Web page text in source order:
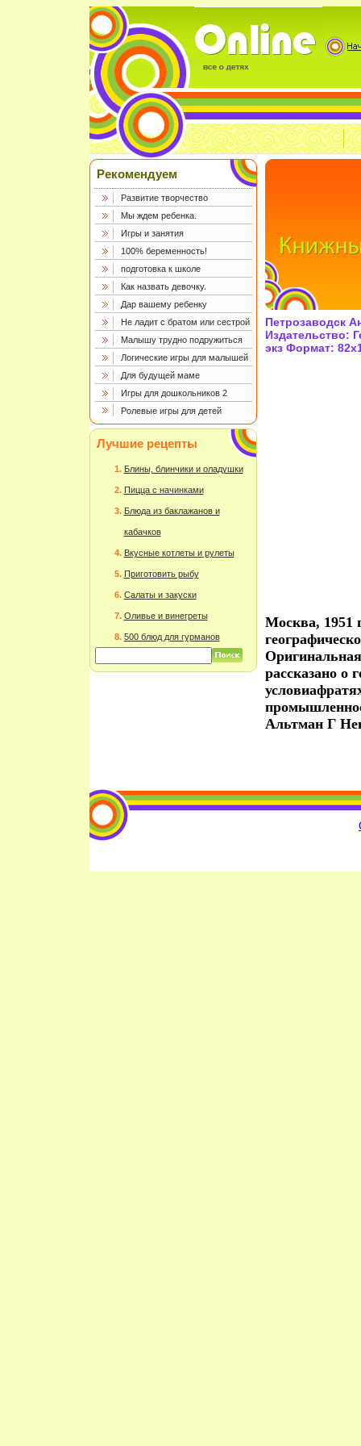
Рекомендуем
Развитие творчество
Мы ждем ребенка.
Игры и занятия
100% беременность!
подготовка к школе
Как назвать девочку.
Дар вашему ребенку
Не ладит с братом или сестрой
Малышу трудно подружиться
Логические игры для малышей
Для будущей маме
Игры для дошкольников 2
Ролевые игры для детей
Лучшие рецепты
Блины, блинчики и оладушки
Пицца с начинками
Блюда из баклажанов и
кабачков
Вкусные котлеты и рулеты
Приготовить рыбу
Салаты и закуски
Оливье и винегреты
500 блюд для гурманов
Петрозаводск
Издательство:
экз Формат:
Москва, 1951
рассказано о
Альтман Г